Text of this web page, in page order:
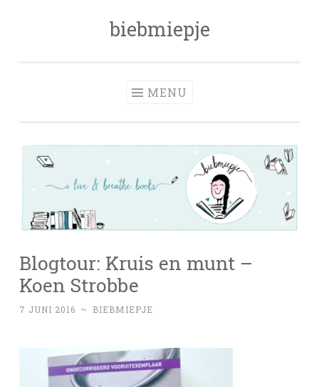
biebmiepje
MENU
Blogtour: Kruis en munt –
Koen Strobbe
7 JUNI 2016 ~ BIEBMIEPJE